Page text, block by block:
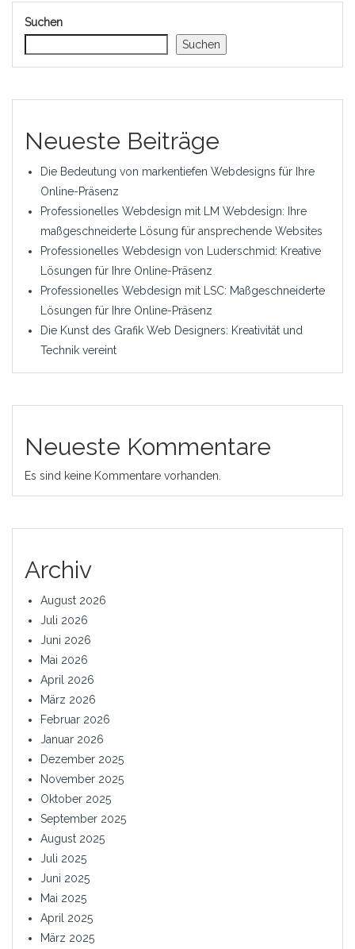
Suchen
Suchen
Neueste Beiträge
Die Bedeutung von markentiefen Webdesigns für Ihre
Online-Präsenz
Professionelles Webdesign mit LM Webdesign: Ihre
maßgeschneiderte Lösung für ansprechende Websites
Professionelles Webdesign von Luderschmid: Kreative
Lösungen für Ihre Online-Präsenz
Professionelles Webdesign mit LSC: Maßgeschneiderte
Lösungen für Ihre Online-Präsenz
Die Kunst des Grafik Web Designers: Kreativität und
Technik vereint
Neueste Kommentare
Es sind keine Kommentare vorhanden.
Archiv
August 2026
Juli 2026
Juni 2026
Mai 2026
April 2026
März 2026
Februar 2026
Januar 2026
Dezember 2025
November 2025
Oktober 2025
September 2025
August 2025
Juli 2025
Juni 2025
Mai 2025
April 2025
März 2025